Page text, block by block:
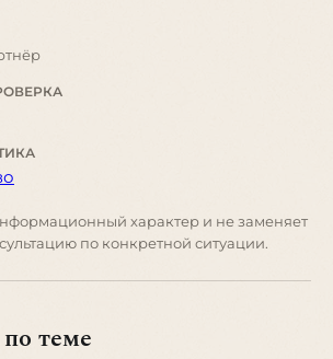
характер и не заменяет
по конкретной ситуации.
теме